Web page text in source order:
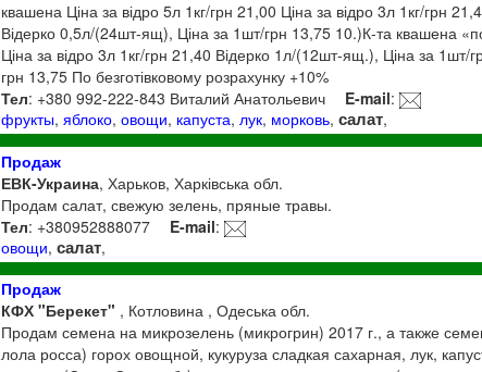
квашена Ціна за відро 5л 1кг/грн 21,00 Ціна за відро 3л 1кг/грн
Відерко 0,5л/(24шт-ящ), Ціна за 1шт/грн 13,75 10.)К-та квашена
Ціна за відро 3л 1кг/грн 21,40 Відерко 1л/(12шт-ящ.), Ціна за
грн 13,75 По безготівковому розрахунку +10%
Тел: +380 992-222-843 Виталий Анатольевич E-mail:
фрукты,яблоко,овощи, капуста,лук, морковь,салат,
Продаж
ЕВК-Украина, Харьков, Харківська обл.
Продам салат, свежую зелень, пряные травы.
Тел: +380952888077 E-mail:
овощи,салат,
Продаж
КФХ "Берекет" , Котловина , Одеська обл.
Продам семена на микрозелень (микрогрин) 2017 г., а также
лола росса) горох овощной, кукуруза сладкая сахарная, лук,